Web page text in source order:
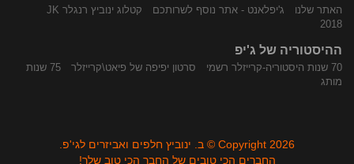
האתר שלנו ג'יפלאנט - אתר נוסף לשרותכם
קטלוג ינוביץ רנגלר JK
2018
ההיסטוריה של ג'יפ
70 שנות היסטוריה-קרייזלר רשמי סרטון יפיפה של פיאט\קרייזלר
75 שנות
מותג
Copyright 2026 © ב. ינוביץ חלפים ואביזרים לגי'פ.
החברים הכי טובים של החבר הכי טוב שלך!